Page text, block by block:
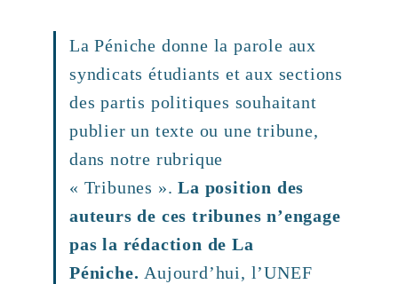
La Péniche donne la parole aux
syndicats étudiants et aux sections
des partis politiques souhaitant
publier un texte ou une tribune,
dans notre rubrique
« Tribunes ».La position des
auteurs de ces tribunes n’engage
pas la rédaction de La
Péniche. Aujourd’hui, l’UNEF